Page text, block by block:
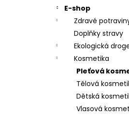
E-shop
Zdravé
Doplňky stravy
Ekologická
Kosmetika
Pleťová
Tělová
Dětská
Vlasová